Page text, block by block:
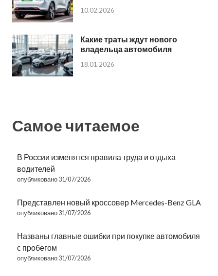
10.02.2026
Какие траты ждут нового
владельца автомобиля
18.01.2026
Самое читаемое
В России изменятся правила труда и отдыха
водителей
опубликовано 31/07/2026
Представлен новый кроссовер Mercedes-Benz GLA
опубликовано 31/07/2026
Названы главные ошибки при покупке автомобиля
с пробегом
опубликовано 31/07/2026